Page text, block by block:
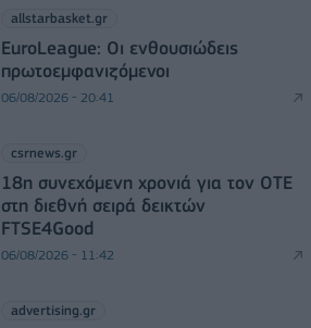
allstarbasket.gr
EuroLeague: Οι ενθουσιώδεις
πρωτοεμφανιζόμενοι
06/08/2026 - 20:41
csrnews.gr
18η συνεχόμενη χρονιά για τον ΟΤΕ
στη διεθνή σειρά δεικτών
FTSE4Good
06/08/2026 - 11:42
advertising.gr